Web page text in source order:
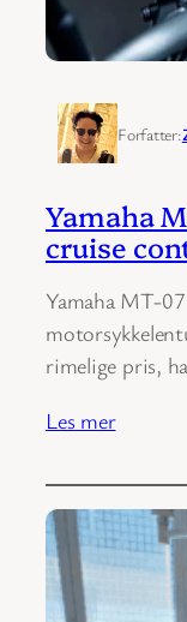
Forfatter:
Yamaha
cruise
Yamaha MT-
rimelige pris,
Les mer